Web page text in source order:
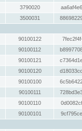
3790020
3500031
90100122
90100112
90100121
90100120
90100100
90100111
90100110
90100101